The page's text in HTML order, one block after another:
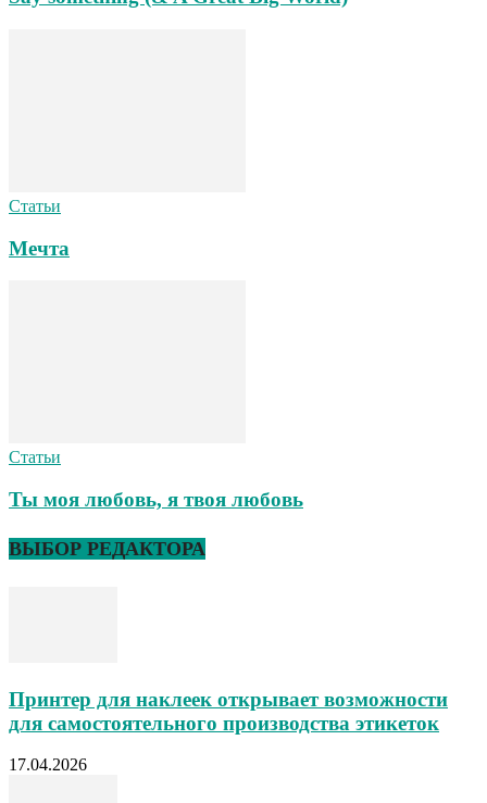
Статьи
Мечта
Статьи
Ты моя любовь, я твоя любовь
ВЫБОР РЕДАКТОРА
Принтер для наклеек открывает возможности
для самостоятельного производства этикеток
17.04.2026